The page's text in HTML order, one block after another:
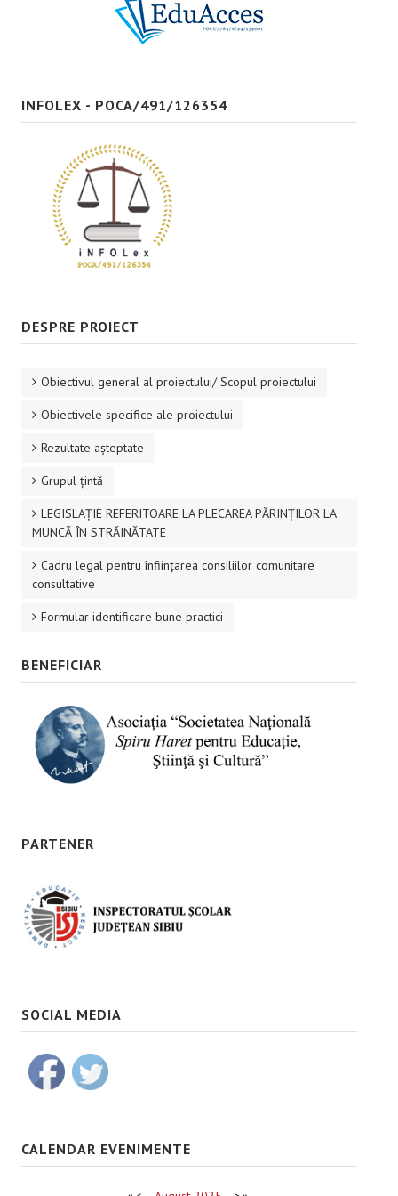
INFOLEX - POCA/491/126354
DESPRE PROIECT
Obiectivul general al proiectului/ Scopul proiectului
Obiectivele specifice ale proiectului
Rezultate aşteptate
Grupul ţintă
LEGISLAȚIE REFERITOARE LA PLECAREA PĂRINȚILOR LA
MUNCĂ ÎN STRĂINĂTATE
Cadru legal pentru înființarea consiliilor comunitare
consultative
Formular identificare bune practici
BENEFICIAR
PARTENER
SOCIAL MEDIA
CALENDAR EVENIMENTE